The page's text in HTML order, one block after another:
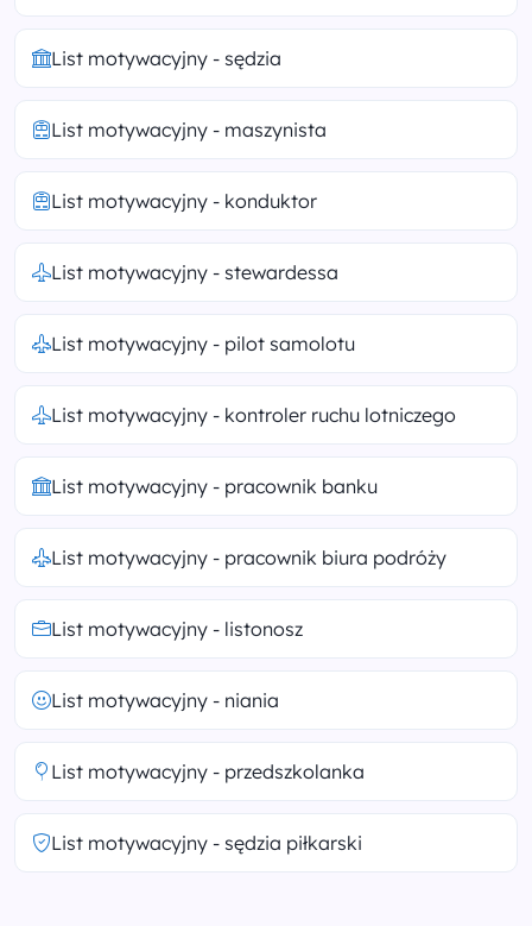
List motywacyjny - sędzia
List motywacyjny - maszynista
List motywacyjny - konduktor
List motywacyjny - stewardessa
List motywacyjny - pilot samolotu
List motywacyjny - kontroler ruchu lotniczego
List motywacyjny - pracownik banku
List motywacyjny - pracownik biura podróży
List motywacyjny - listonosz
List motywacyjny - niania
List motywacyjny - przedszkolanka
List motywacyjny - sędzia piłkarski